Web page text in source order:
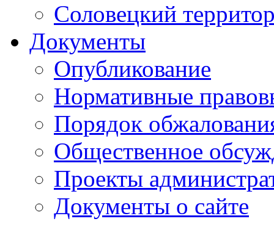
Соловецкий
Документы
Опубликование
Нормативные
Порядок
Общественное
Проекты
Документы о сайте